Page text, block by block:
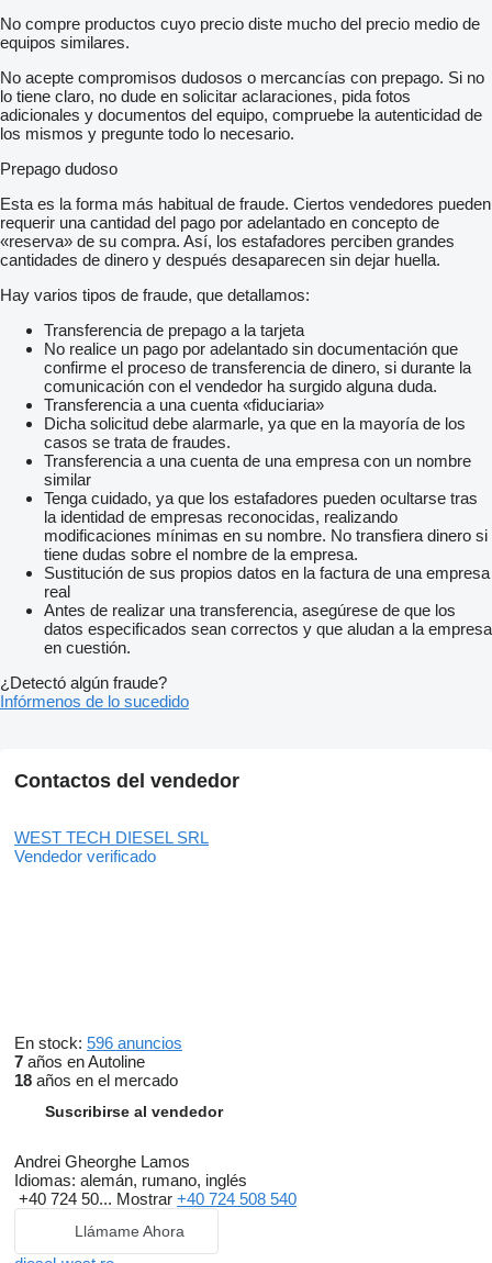
No compre productos cuyo precio diste mucho del precio medio de
equipos similares.
No acepte compromisos dudosos o mercancías con prepago. Si no
lo tiene claro, no dude en solicitar aclaraciones, pida fotos
adicionales y documentos del equipo, compruebe la autenticidad de
los mismos y pregunte todo lo necesario.
Prepago dudoso
Esta es la forma más habitual de fraude. Ciertos vendedores pueden
requerir una cantidad del pago por adelantado en concepto de
«reserva» de su compra. Así, los estafadores perciben grandes
cantidades de dinero y después desaparecen sin dejar huella.
Hay varios tipos de fraude, que detallamos:
Transferencia de prepago a la tarjeta
No realice un pago por adelantado sin documentación que
confirme el proceso de transferencia de dinero, si durante la
comunicación con el vendedor ha surgido alguna duda.
Transferencia a una cuenta «fiduciaria»
Dicha solicitud debe alarmarle, ya que en la mayoría de los
casos se trata de fraudes.
Transferencia a una cuenta de una empresa con un nombre
similar
Tenga cuidado, ya que los estafadores pueden ocultarse tras
la identidad de empresas reconocidas, realizando
modificaciones mínimas en su nombre. No transfiera dinero si
tiene dudas sobre el nombre de la empresa.
Sustitución de sus propios datos en la factura de una empresa
real
Antes de realizar una transferencia, asegúrese de que los
datos especificados sean correctos y que aludan a la empresa
en cuestión.
¿Detectó algún fraude?
Infórmenos de lo sucedido
Contactos del vendedor
WEST TECH DIESEL SRL
Vendedor verificado
En stock: 596 anuncios
7 años en Autoline
18 años en el mercado
Suscribirse al vendedor
Andrei Gheorghe Lamos
Idiomas: alemán, rumano, inglés
+40 724 50... Mostrar +40 724 508 540
Llámame Ahora